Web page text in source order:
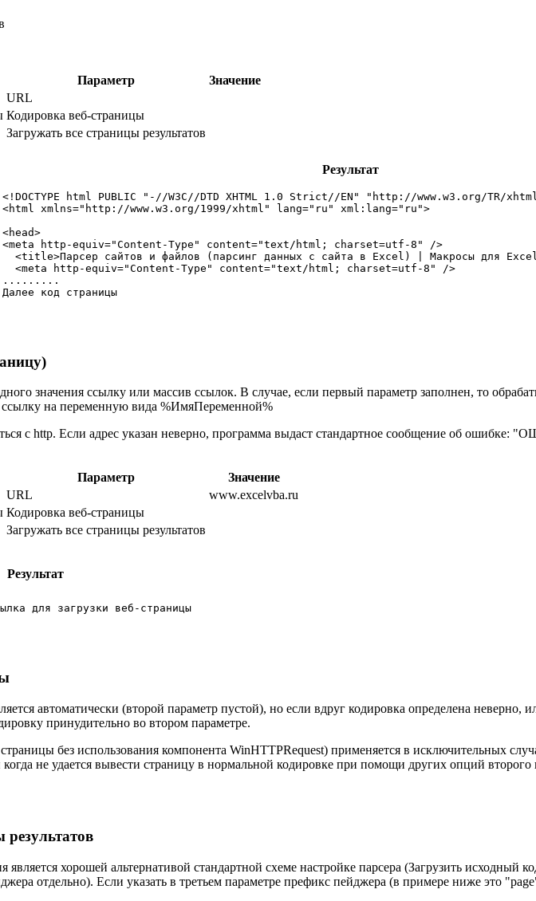
Параметр Значение
URL
Кодировка веб-страницы
Загружать все страницы результатов
Результат
<!DOCTYPE html PUBLIC "-//W3C//DTD XHTML 1.0 Strict//EN" "http://www.w3.org/TR/
<html xmlns="http://www.w3.org/1999/xhtml" lang="ru" xml:lang="ru">
<head>
<meta http-equiv="Content-Type" content="text/html; charset=utf-8" />
<title>Парсер сайтов и файлов (парсинг данных с сайта в Excel) | Макросы для
  <meta http-equiv="Content-Type" content="text/html; charset=utf-8" />
.........
значения ссылку или массив ссылок. В случае, если первый параметр заполнен, то
на переменную вида %ИмяПеременной%
с http. Если адрес указан неверно, программа выдаст стандартное сообщение об ошибке:
Параметр Значение
URL
www.excelvba.ru
Кодировка веб-страницы
Загружать все страницы результатов
Результат
для загрузки веб-страницы
автоматически (второй параметр пустой), но если вдруг кодировка определена неверно,
принудительно во втором параметре.
без использования компонента WinHTTPRequest) применяется в исключительных
не удается вывести страницу в нормальной кодировке при помощи других опций
является хорошей альтернативой стандартной схеме настройке парсера (Загрузить исходный
отдельно). Если указать в третьем параметре префикс пейджера (в примере ниже это